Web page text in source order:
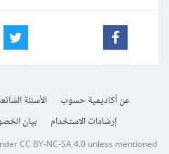
عن أكاديمية حسوب الأسئلة الشائعة
إرشادات الاستخدام
بيان
CC BY-NC-SA 4.0unless mentioned